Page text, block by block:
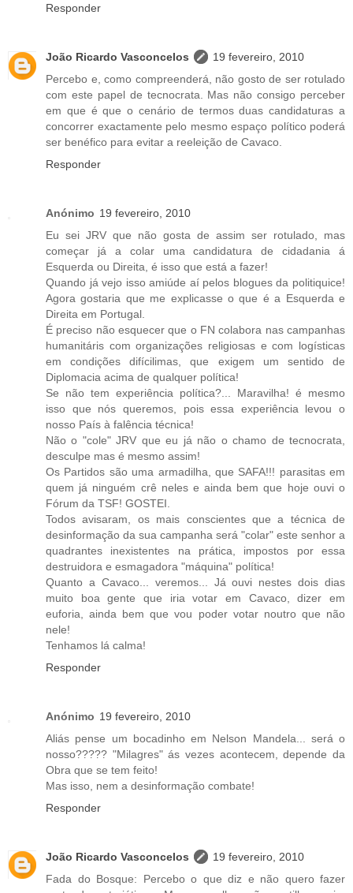
Responder
João Ricardo Vasconcelos
19 fevereiro, 2010
Percebo e, como compreenderá, não gosto de ser rotulado
com este papel de tecnocrata. Mas não consigo perceber
em que é que o cenário de termos duas candidaturas a
concorrer exactamente pelo mesmo espaço político poderá
ser benéfico para evitar a reeleição de Cavaco.
Responder
Anónimo 19 fevereiro, 2010
Eu sei JRV que não gosta de assim ser rotulado, mas
começar já a colar uma candidatura de cidadania á
Esquerda ou Direita, é isso que está a fazer!
Quando já vejo isso amiúde aí pelos blogues da politiquice!
Agora gostaria que me explicasse o que é a Esquerda e
Direita em Portugal.
É preciso não esquecer que o FN colabora nas campanhas
humanitáris com organizações religiosas e com logísticas
em condições difícilimas, que exigem um sentido de
Diplomacia acima de qualquer política!
Se não tem experiência política?... Maravilha! é mesmo
isso que nós queremos, pois essa experiência levou o
nosso País à falência técnica!
Não o "cole" JRV que eu já não o chamo de tecnocrata,
desculpe mas é mesmo assim!
Os Partidos são uma armadilha, que SAFA!!! parasitas em
quem já ninguém crê neles e ainda bem que hoje ouvi o
Fórum da TSF! GOSTEI.
Todos avisaram, os mais conscientes que a técnica de
desinformação da sua campanha será "colar" este senhor a
quadrantes inexistentes na prática, impostos por essa
destruidora e esmagadora "máquina" política!
Quanto a Cavaco... veremos... Já ouvi nestes dois dias
muito boa gente que iria votar em Cavaco, dizer em
euforia, ainda bem que vou poder votar noutro que não
nele!
Tenhamos lá calma!
Responder
Anónimo 19 fevereiro, 2010
Aliás pense um bocadinho em Nelson Mandela... será o
nosso????? "Milagres" ás vezes acontecem, depende da
Obra que se tem feito!
Mas isso, nem a desinformação combate!
Responder
João Ricardo Vasconcelos
19 fevereiro, 2010
Fada do Bosque: Percebo o que diz e não quero fazer